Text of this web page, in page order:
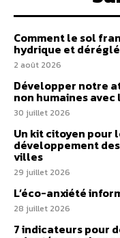
Comment le sol
hydrique et
2 août 2026
Développer notre
non humaines
30 juillet 2026
Un kit citoyen pour
développement
villes
29 juillet 2026
L’éco-anxiété
28 juillet 2026
7 indicateurs pour